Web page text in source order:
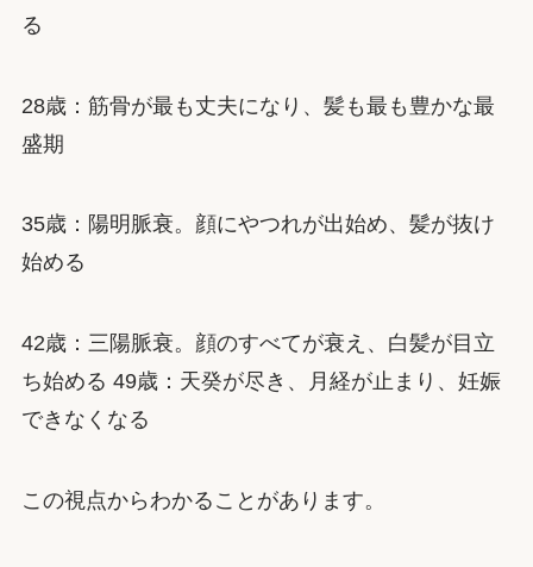
る
28歳：筋骨が最も丈夫になり、髪も最も豊かな最
盛期
35歳：陽明脈衰。顔にやつれが出始め、髪が抜け
始める
42歳：三陽脈衰。顔のすべてが衰え、白髪が目立
ち始める 49歳：天癸が尽き、月経が止まり、妊娠
できなくなる
この視点からわかることがあります。